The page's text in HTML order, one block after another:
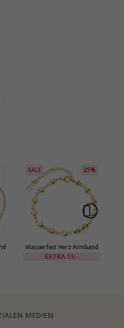
SALE 25%
Wasserfest Herz Armband
aus vergoldetem Stahl -
EXTRA 19,-
MEDIEN